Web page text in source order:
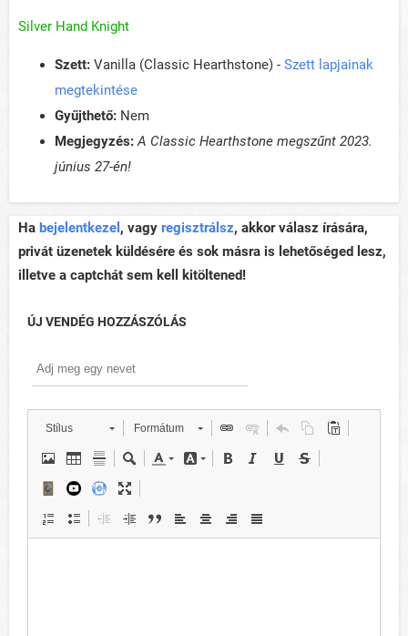
Silver Hand Knight
Szett: Vanilla (Classic Hearthstone) - Szett lapjainak
megtekintése
Gyűjthető: Nem
Megjegyzés: A Classic Hearthstone megszűnt 2023.
június 27-én!
Ha bejelentkezel , vagy regisztrálsz, akkor válasz írására,
privát üzenetek küldésére és sok másra is lehetőséged lesz,
illetve a captchát sem kell kitöltened!
ÚJ VENDÉG HOZZÁSZÓLÁS
Stílus Formátum